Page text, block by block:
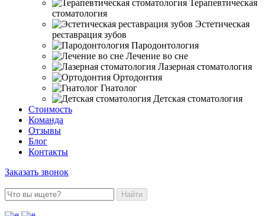
Терапевтическая
стоматология
Эстетическая
реставрация зубов
Пародонтология
Лечение во сне
Лазерная стоматология
Ортодонтия
Гнатолог
Детская стоматология
Стоимость
Команда
Отзывы
Блог
Контакты
Заказать звонок
Найти